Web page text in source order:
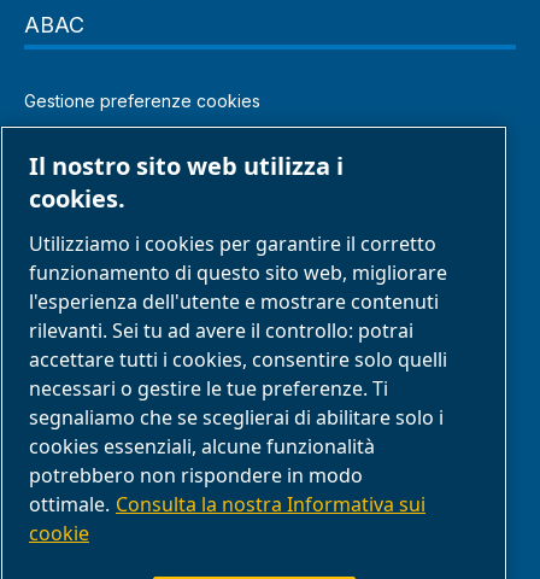
ABAC
Gestione preferenze cookies
Segnalazione di comportamenti inappropriati
Reclami
Resi
FAQ
Conformità del prodotto
Il nostro sito web utilizza i
cookies.
Utilizziamo i cookies per garantire il corretto
funzionamento di questo sito web, migliorare
l'esperienza dell'utente e mostrare contenuti
rilevanti. Sei tu ad avere il controllo: potrai
accettare tutti i cookies, consentire solo quelli
necessari o gestire le tue preferenze. Ti
segnaliamo che se sceglierai di abilitare solo i
cookies essenziali, alcune funzionalità
potrebbero non rispondere in modo
ottimale. Consulta la nostra Informativa sui
cookie